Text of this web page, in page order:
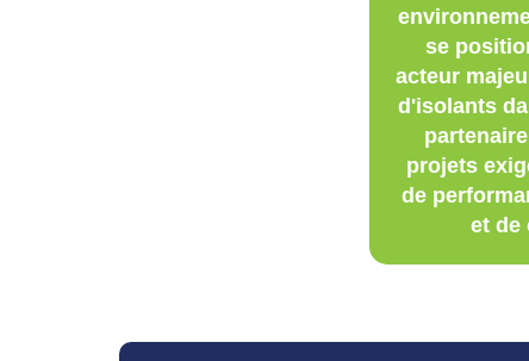
se
acteur
d'isolants
projets
de
et de